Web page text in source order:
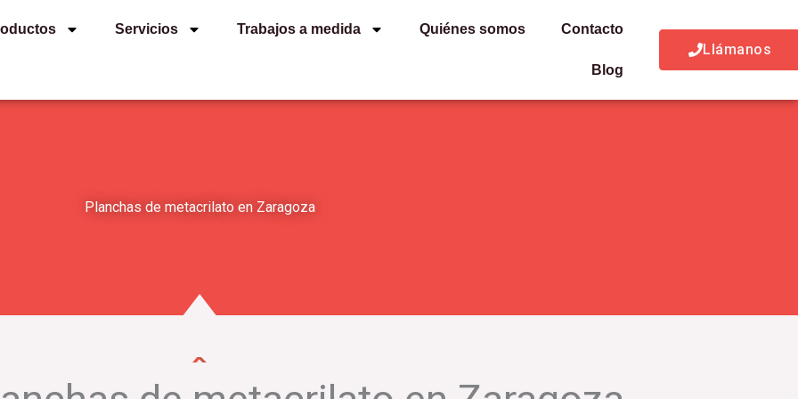
Servicios Trabajos a medida Quiénes somos Contacto
Blog
Llámanos
Planchas de metacrilato en Zaragoza